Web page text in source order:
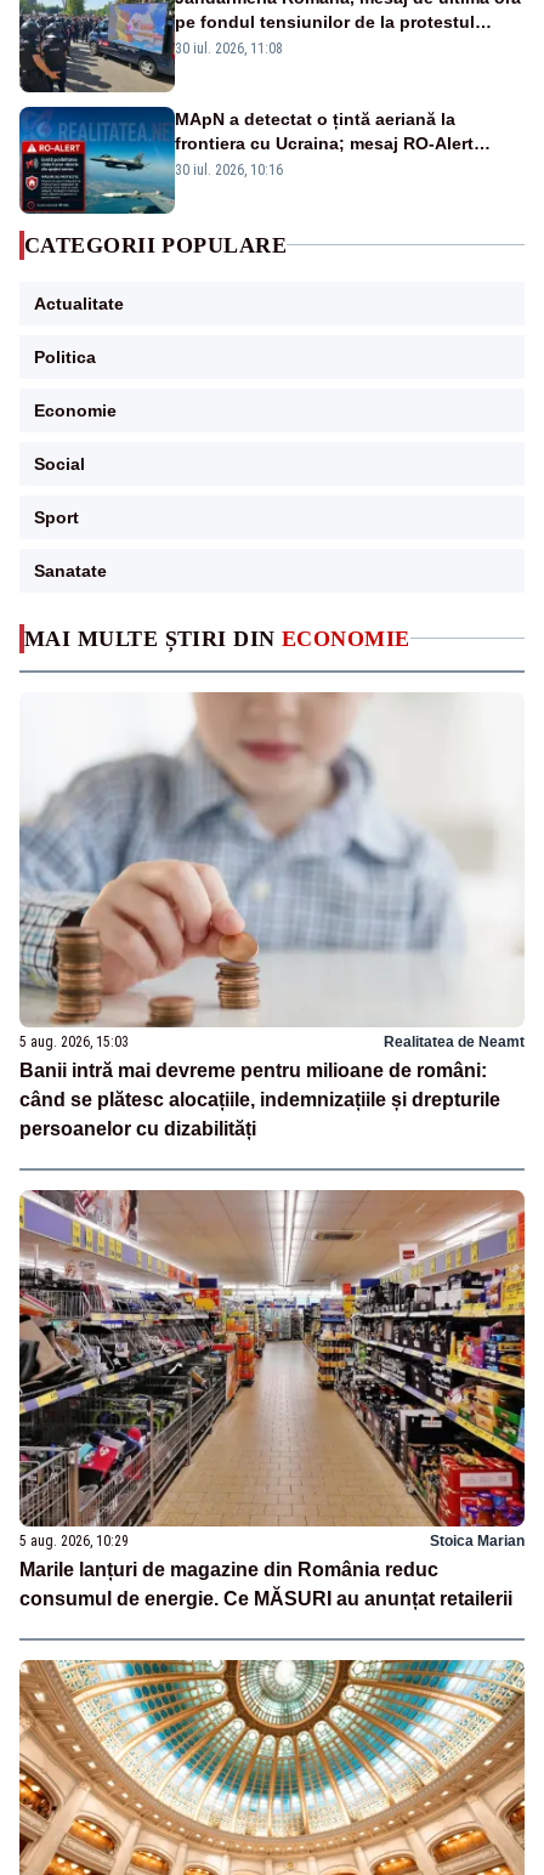
MAI MULTE ȘTIRI DIN ECONOMIE
5 aug. 2026, 15:03 Realitatea de Neamt
Banii intră mai devreme pentru milioane de români:
când se plătesc alocațiile, indemnizațiile și drepturile
persoanelor cu dizabilități
5 aug. 2026, 10:29 Stoica Marian
Marile lanțuri de magazine din România reduc
consumul de energie. Ce MĂSURI au anunțat retailerii
pe fondul tensiunilor de la protestul
masiv al fermierilor - VIDEO
30 iul. 2026, 11:08
MApN a detectat o țintă aeriană la
frontiera cu Ucraina; mesaj RO-Alert
transmis în județul Tulcea
30 iul. 2026, 10:16
CATEGORII POPULARE
Actualitate
Politica
Economie
Social
Sport
Sanatate